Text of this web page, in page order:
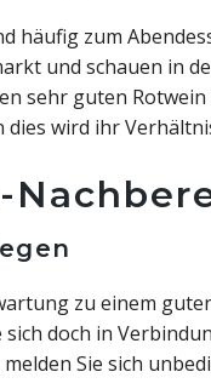
häufig zum
und schauen in
sehr guten
dies wird ihr
zu einem
sich doch in
Sie sich